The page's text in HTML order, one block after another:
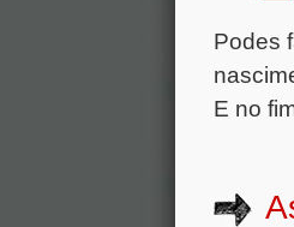
Podes
E no